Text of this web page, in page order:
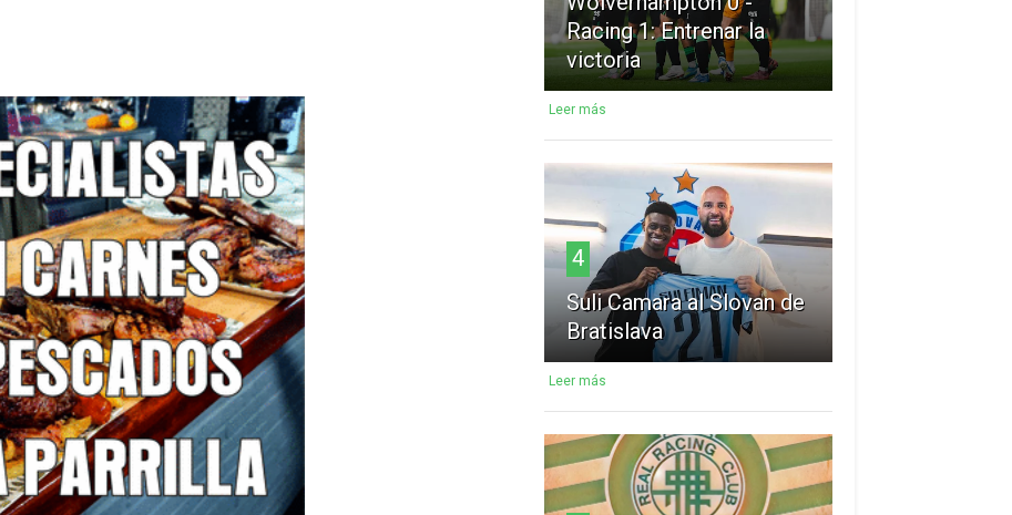
Racing 1: Entrenar la
victoria
Leer más
4
Suli Camara al Slovan de
Bratislava
Leer más